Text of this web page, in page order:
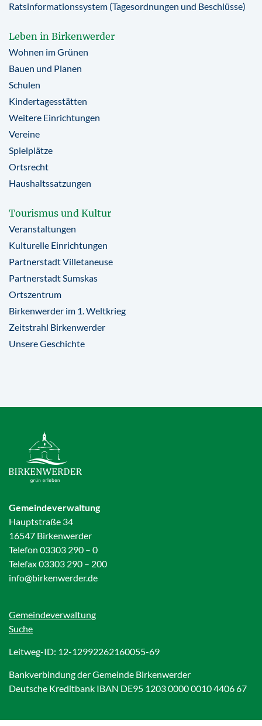
Ratsinformationssystem (Tagesordnungen und Beschlüsse)
Leben in Birkenwerder
Wohnen im Grünen
Bauen und Planen
Schulen
Kindertagesstätten
Weitere Einrichtungen
Vereine
Spielplätze
Ortsrecht
Haushaltssatzungen
Tourismus und Kultur
Veranstaltungen
Kulturelle Einrichtungen
Partnerstadt Villetaneuse
Partnerstadt Sumskas
Ortszentrum
Birkenwerder im 1. Weltkrieg
Zeitstrahl Birkenwerder
Unsere Geschichte
Gemeindeverwaltung
Hauptstraße 34
16547 Birkenwerder
Telefon 03303 290 – 0
Telefax 03303 290 – 200
info@birkenwerder.de
Gemeindeverwaltung
Suche
Leitweg-ID: 12-12992262160055-69
Bankverbindung der Gemeinde Birkenwerder
Deutsche Kreditbank IBAN DE95 1203 0000 0010 4406 67